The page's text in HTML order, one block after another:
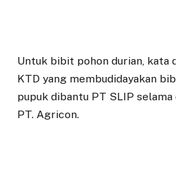
Untuk bibit pohon durian, kata
KTD yang membudidayakan
pupuk dibantu PT SLIP selama
PT. Agricon.